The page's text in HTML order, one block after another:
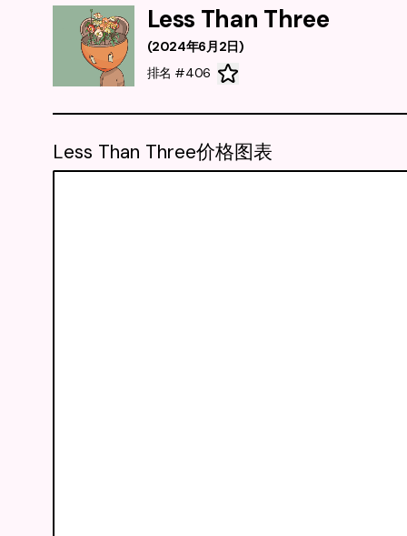
Less Than Three
(2024年6月2日)
排名 #406
Less Than Three价格图表